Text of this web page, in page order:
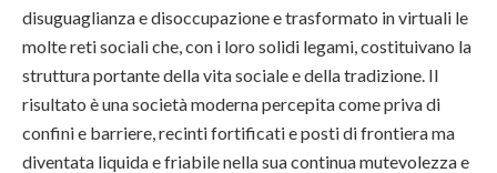
disuguaglianza e disoccupazione e trasformato in virtuali le
molte reti sociali che, con i loro solidi legami, costituivano la
struttura portante della vita sociale e della tradizione. Il
risultato è una società moderna percepita come priva di
confini e barriere, recinti fortificati e posti di frontiera ma
diventata liquida e friabile nella sua continua mutevolezza e